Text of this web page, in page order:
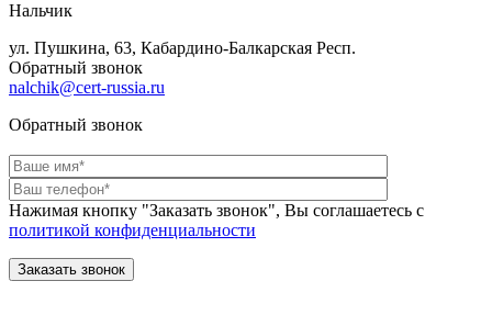
Нальчик
ул. Пушкина, 63, Кабардино-Балкарская Респ.
Обратный звонок
nalchik@cert-russia.ru
Обратный звонок
Нажимая кнопку "Заказать звонок", Вы соглашаетесь с
политикой конфиденциальности